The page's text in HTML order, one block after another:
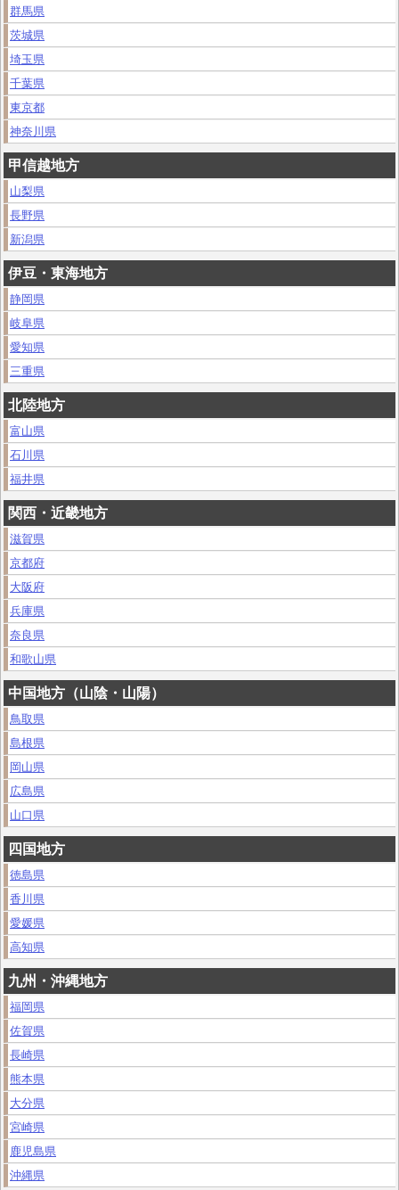
群馬県
茨城県
埼玉県
千葉県
東京都
神奈川県
甲信越地方
山梨県
長野県
新潟県
伊豆・東海地方
静岡県
岐阜県
愛知県
三重県
北陸地方
富山県
石川県
福井県
関西・近畿地方
滋賀県
京都府
大阪府
兵庫県
奈良県
和歌山県
中国地方（山陰・山陽）
鳥取県
島根県
岡山県
広島県
山口県
四国地方
徳島県
香川県
愛媛県
高知県
九州・沖縄地方
福岡県
佐賀県
長崎県
熊本県
大分県
宮崎県
鹿児島県
沖縄県